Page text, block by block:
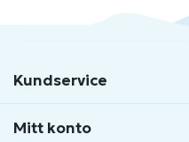
Kundservice
Mitt konto